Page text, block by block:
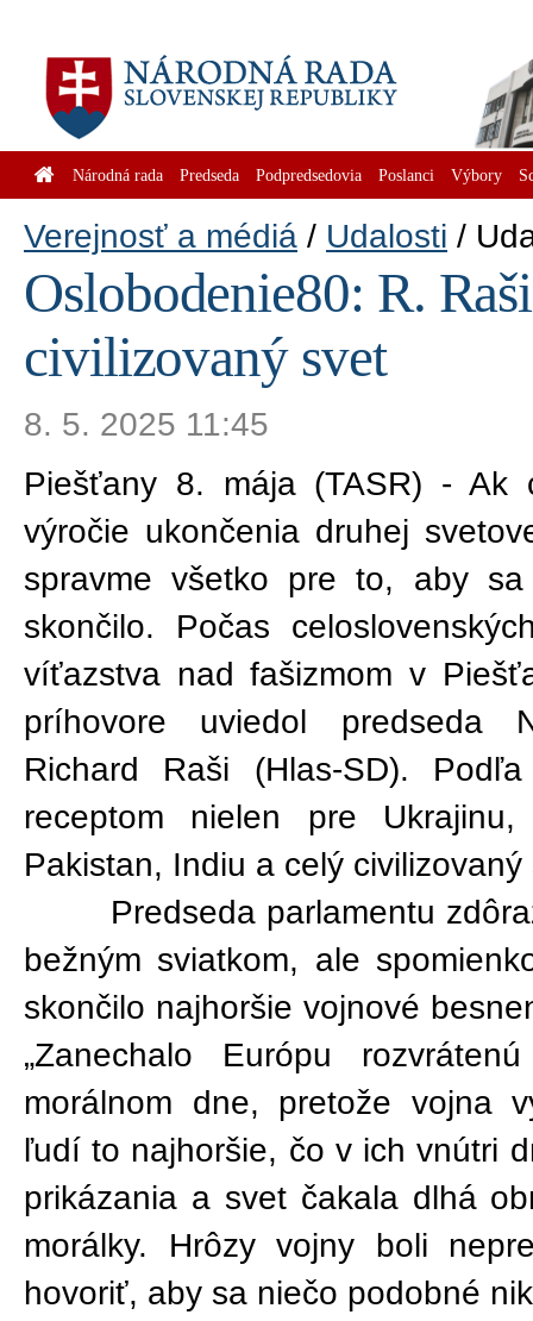
Národná rada Predseda Podpredsedovia Poslanci Výbory
Verejnosť a médiá Udalosti
Oslobodenie80: R.
civilizovaný svet
8. 5. 2025 11:45
Piešťany 8. mája (TASR) - Ak
výročie ukončenia druhej
spravme všetko pre to, aby
skončilo. Počas
víťazstva nad fašizmom v
príhovore uviedol predseda
Richard Raši (Hlas-SD).
receptom nielen pre
Pakistan, Indiu a celý civilizovaný
Predseda parlamentu
bežným sviatkom, ale
skončilo najhoršie vojnové
„Zanechalo Európu
morálnom dne, pretože vojna
ľudí to najhoršie, čo v ich vnútri
prikázania a svet čakala dlhá
morálky. Hrôzy vojny boli
hovoriť, aby sa niečo podobné